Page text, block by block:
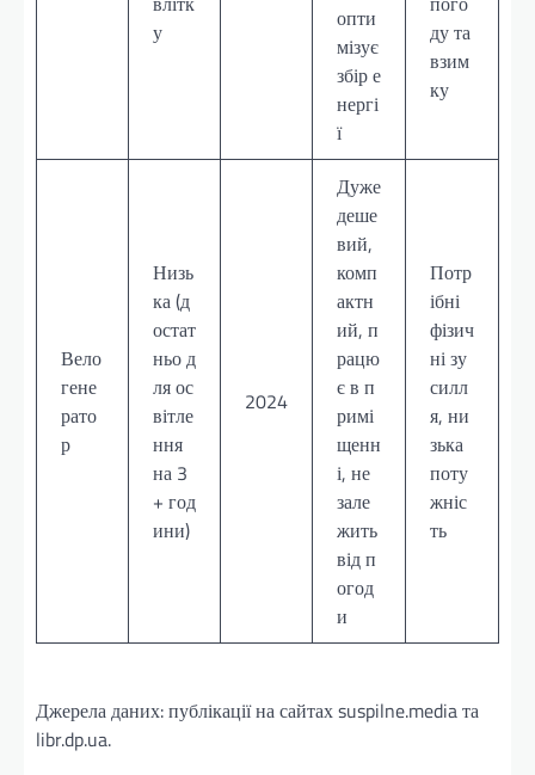
у
опти
мізує
збір е
нергі
ї
ду та
взим
ку
Вело
гене
рато
р
Низь
ка (д
остат
ньо д
ля ос
вітле
ння
на 3
+ год
ини)
2024
Дуже
деше
вий,
комп
актн
ий, п
рацю
є в п
римі
щенн
і, не
зале
жить
від п
огод
и
Потр
ібні
фізич
ні зу
силл
я, ни
зька
поту
жніс
ть
Джерела даних: публікації на сайтах suspilne.media та
libr.dp.ua.